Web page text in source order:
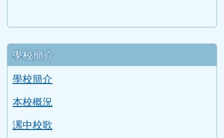
左邊區域內容
學校簡介
學校簡介
本校概況
漯中校歌